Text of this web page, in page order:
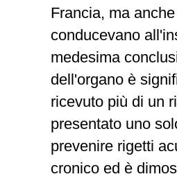
Francia, ma
conducevano
medesima
dell'organo è
ricevuto più di un
presentato uno
prevenire rigetti
cronico ed è